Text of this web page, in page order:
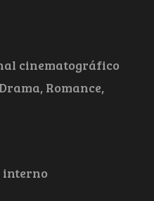
cinematográfico
Romance,
interno